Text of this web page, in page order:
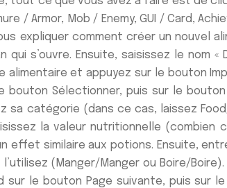
/ Armor, Mob / Enemy, GUI / Card,
expliquer comment créer un nouvel
s’ouvre. Ensuite, saisissez le nom
et appuyez sur le bouton
Sélectionner, puis sur le
catégorie (dans ce cas, laissez
la valeur nutritionnelle
similaire aux potions. Ensuite,
(Manger/Manger ou Boire/
le bouton Page suivante, puis sur